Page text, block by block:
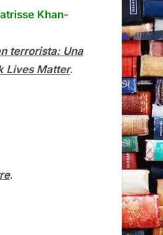
Khan-
terrorista: Una
Lives Matter.
.